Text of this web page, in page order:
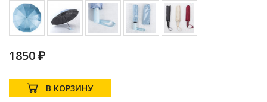
1850 ₽
В КОРЗИНУ